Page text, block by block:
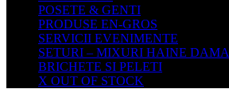
POSETE & GENTI
PRODUSE EN-GROS
SERVICII EVENIMENTE
SETURI – MIXURI HAINE DAMA
BRICHETE SI PELETI
X OUT OF STOCK